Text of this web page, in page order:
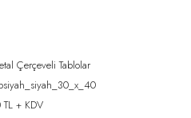
Çerçeveli Tablolar
+ KDV